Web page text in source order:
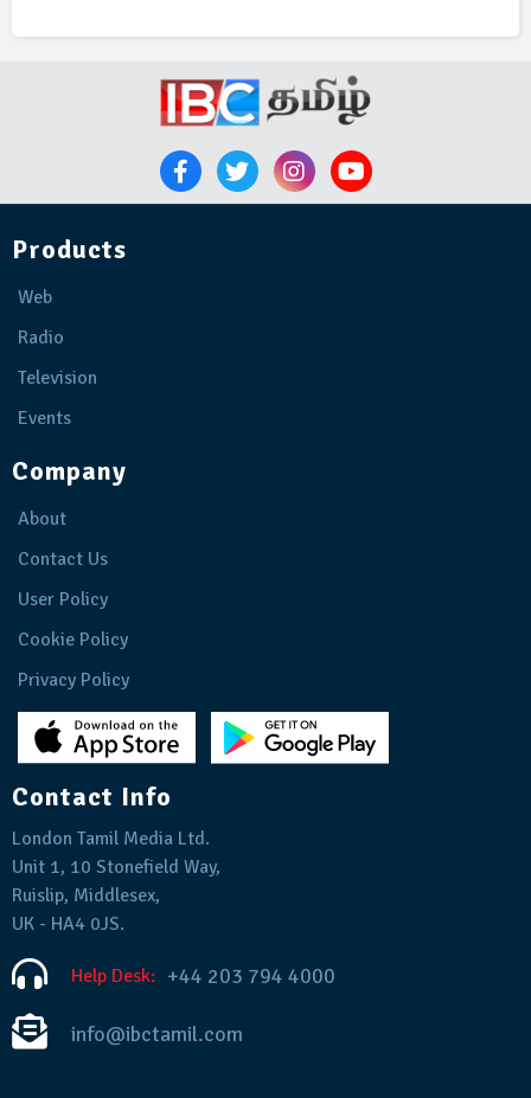
Products
Web
Radio
Television
Events
Company
About
Contact Us
User Policy
Cookie Policy
Privacy Policy
Contact Info
London Tamil Media Ltd.
Unit 1, 10 Stonefield Way,
Ruislip, Middlesex,
UK - HA4 0JS.
Help Desk: +44 203 794 4000
info@ibctamil.com